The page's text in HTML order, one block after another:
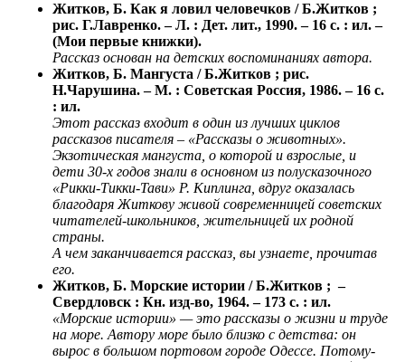
Житков, Б. Как я ловил человечков / Б.Житков ;
рис. Г.Лавренко. – Л. : Дет. лит., 1990. – 16 с. : ил. –
(Мои первые книжки).
Рассказ основан на детских воспоминаниях автора.
Житков, Б. Мангуста / Б.Житков ; рис.
Н.Чарушина. – М. : Советская Россия, 1986. – 16 с.
: ил.
Этот рассказ входит в один из лучших циклов
рассказов писателя – «Рассказы о животных».
Экзотическая мангуста, о которой и взрослые, и
дети 30-х годов знали в основном из полусказочного
«Рикки-Тикки-Тави» Р. Киплинга, вдруг оказалась
благодаря Житкову живой современницей советских
читателей-школьников, жительницей их родной
страны.
А чем заканчивается рассказ, вы узнаете, прочитав
его.
Житков, Б. Морские истории / Б.Житков ; –
Свердловск : Кн. изд-во, 1964. – 173 с. : ил.
«Морские истории» — это рассказы о жизни и труде
на море. Автору море было близко с детства: он
вырос в большом портовом городе Одессе. Потому-